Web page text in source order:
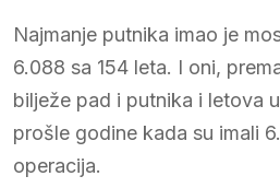
Najmanje putnika imao je
6.088 sa 154 leta. I oni,
bilježe pad i putnika i letova
prošle godine kada su imali
operacija.